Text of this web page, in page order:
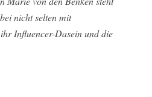
nicht selten mit
Influencer-Dasein und die